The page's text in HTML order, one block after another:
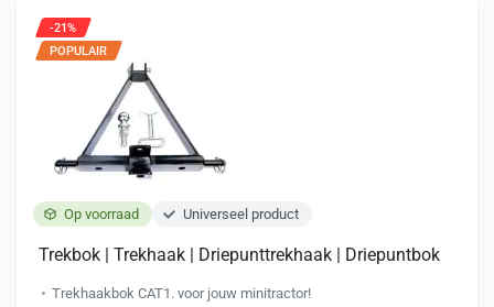
Op voorraad Universeel product
-21%
POPULAIR
Trekbok | Trekhaak | Driepunttrekhaak | Driepuntbok
Trekhaakbok CAT1. voor jouw minitractor!